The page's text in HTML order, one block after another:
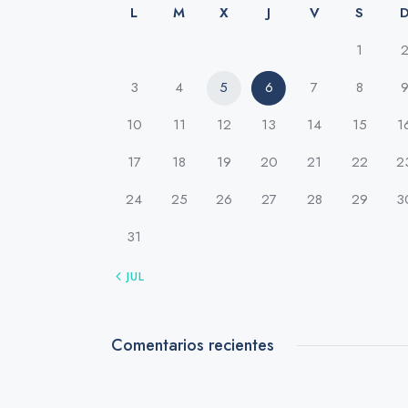
L M X J V S
D
1
2
3
4 5 6 7 8
9
10
11 12 13 14 15
17
18 19 20 21 22
24
25 26 27 28 29
31
« JUL
Comentarios recientes